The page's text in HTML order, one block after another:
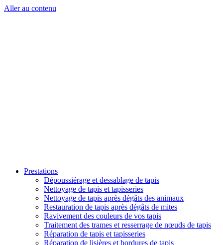
Aller au contenu
Prestations
Dépoussiérage et dessablage de tapis
Nettoyage de tapis et tapisseries
Nettoyage de tapis après dégâts des animaux
Restauration de tapis après dégâts de mites
Ravivement des couleurs de vos tapis
Traitement des trames et resserrage de nœuds de tapis
Réparation de tapis et tapisseries
Réparation de lisières et bordures de tapis